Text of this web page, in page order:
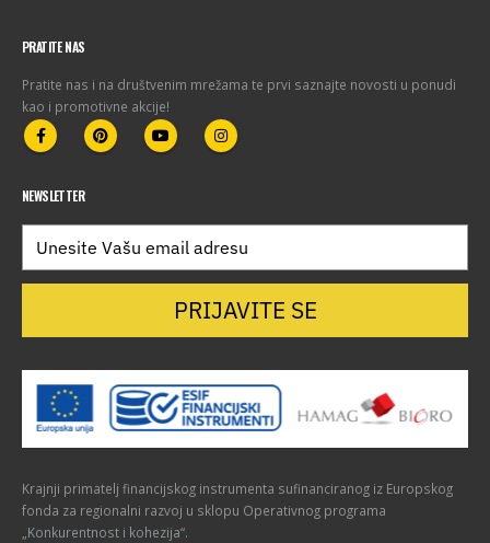
PRATITE NAS
Pratite nas i na društvenim mrežama te prvi saznajte novosti u ponudi
kao i promotivne akcije!
NEWSLETTER
PRIJAVITE SE
Krajnji primatelj financijskog instrumenta sufinanciranog iz Europskog
fonda za regionalni razvoj u sklopu Operativnog programa
„Konkurentnost i kohezija“.